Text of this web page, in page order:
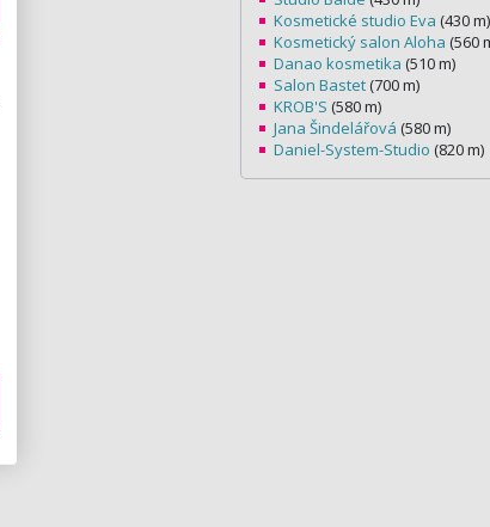
Kosmetické studio Eva (430 m)
Kosmetický salon Aloha (560
Danao kosmetika (510 m)
Salon Bastet (700 m)
KROB'S (580 m)
Jana Šindelářová (580 m)
Daniel-System-Studio (820 m)